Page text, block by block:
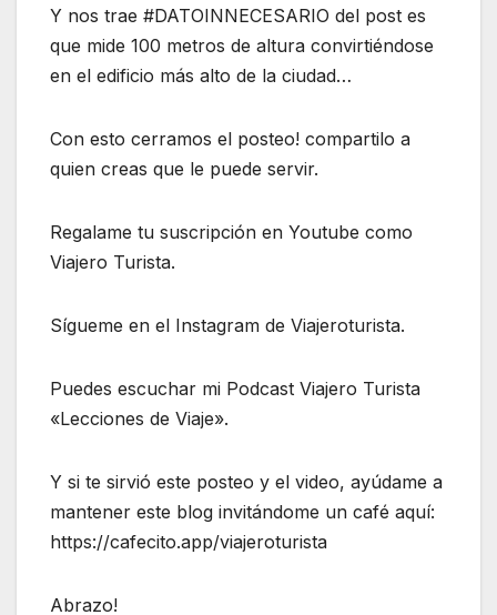
Y nos trae #DATOINNECESARIO del post es
que mide 100 metros de altura convirtiéndose
en el edificio más alto de la ciudad…
Con esto cerramos el posteo! compartilo a
quien creas que le puede servir.
Regalame tu suscripción en Youtube como
Viajero Turista.
Sígueme en el Instagram de Viajeroturista.
Puedes escuchar mi Podcast Viajero Turista
«Lecciones de Viaje».
Y si te sirvió este posteo y el video, ayúdame a
mantener este blog invitándome un café aquí:
https://cafecito.app/viajeroturista
Abrazo!